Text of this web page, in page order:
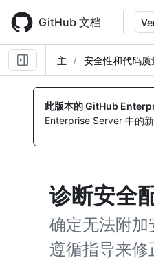
main
content
GitHub 文档
主 安全性和代码质
此版本的 GitHub
Enterprise Server 中的
诊断安全
确定无法附
遵循指导来修